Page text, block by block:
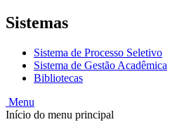
Sistemas
Sistema de Processo Seletivo
Sistema de Gestão Acadêmica
Bibliotecas
Menu
Início do menu principal